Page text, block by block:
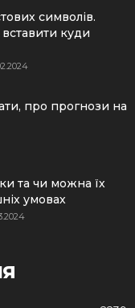
символів.
куди
про прогнози на
та чи можна їх
умовах